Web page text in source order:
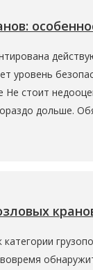
уровень
Не стоит
дольше.